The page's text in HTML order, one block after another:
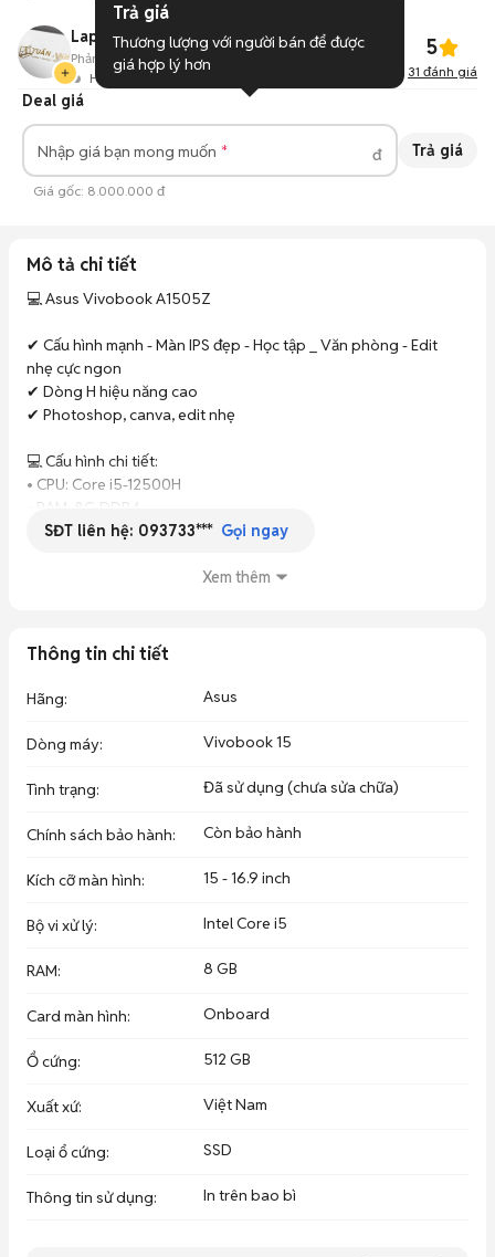
Laptop Tuấn Anh Store
Hoạt động 2 ngày trước
Phản hồi: 90%578 Đã bán 5
31 đánh giá
Deal giá
Nhập giá bạn mong muốn đ Trả giá
Giá gốc: 8.000.000 đ
Mô tả chi tiết
💻 Asus Vivobook A1505Z
✔ Cấu hình mạnh - Màn IPS đẹp - Học tập _ Văn phòng - Edit
nhẹ cực ngon
✔ Dòng H hiệu năng cao
✔ Photoshop, canva, edit nhẹ
💻 Cấu hình chi tiết:
• CPU: Core i5-12500H
• RAM: 8G DDR4
• SSD: 512G NVMe tốc độ cao
• VGA: intel Iris Xe Graphics
💻 Tuấn Anh Store
🚚 Ship COD toàn quốc
💳 Hỗ trợ thanh toán quẹt thẻ
SĐT liên hệ: 093733*** Gọi ngay
Xem thêm
Thông tin chi tiết
Hãng: Asus
Dòng máy: Vivobook 15
Tình trạng: Đã sử dụng (chưa sửa chữa)
Chính sách bảo hành: Còn bảo hành
Kích cỡ màn hình: 15 - 16.9 inch
Bộ vi xử lý: Intel Core i5
RAM: 8 GB
Card màn hình: Onboard
Ổ cứng: 512 GB
Xuất xứ: Việt Nam
Loại ổ cứng: SSD
Thông tin sử dụng: In trên bao bì
Trả giá
Thương lượng với người bán để được
giá hợp lý hơn